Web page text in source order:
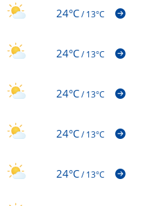
24°C/13°C
24°C/13°C
24°C/13°C
24°C/13°C
24°C/13°C